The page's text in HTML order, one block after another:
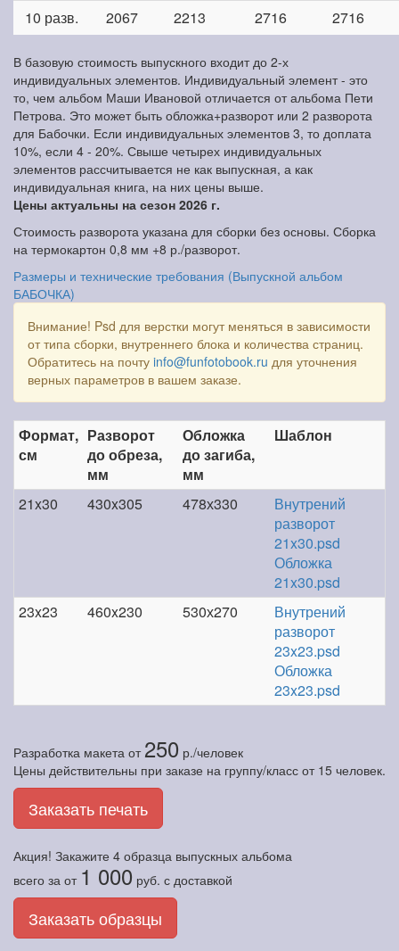
10 разв.
2067 2213 2716 2716
В базовую стоимость выпускного входит до 2-х
индивидуальных элементов. Индивидуальный элемент - это
то, чем альбом Маши Ивановой отличается от альбома Пети
Петрова. Это может быть обложка+разворот или 2 разворота
для Бабочки. Если индивидуальных элементов 3, то доплата
10%, если 4 - 20%. Свыше четырех индивидуальных
элементов рассчитывается не как выпускная, а как
индивидуальная книга, на них цены выше.
Цены актуальны на сезон 2026 г.
Стоимость разворота указана для сборки без основы. Сборка
на термокартон 0,8 мм +8 р./разворот.
Размеры и технические требования (Выпускной альбом
БАБОЧКА)
Внимание! Psd для верстки могут меняться в зависимости
от типа сборки, внутреннего блока и количества страниц.
Обратитесь на почту info@funfotobook.ru для уточнения
верных параметров в вашем заказе.
Формат,
см
Разворот
до обреза,
мм
Обложка
до загиба,
мм
Шаблон
21x30 430x305 478х330
Внутрений
разворот
21x30.psd
Обложка
21x30.psd
23x23
460x230 530х270
Внутрений
разворот
23x23.psd
Обложка
23x23.psd
Разработка макета от 250 р./человек
Цены действительны при заказе на группу/класс от 15 человек.
Заказать печать
Акция! Закажите 4 образца выпускных альбома
всего за от 1 000 руб. с доставкой
Заказать образцы